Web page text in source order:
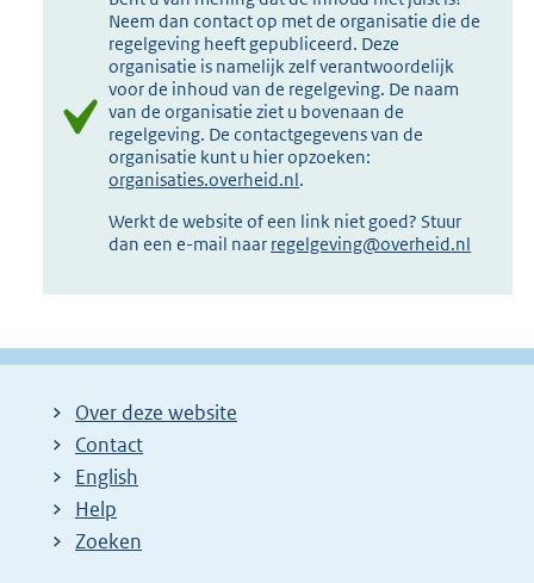
Neem dan contact op met de organisatie die de
regelgeving heeft gepubliceerd. Deze
organisatie is namelijk zelf verantwoordelijk
voor de inhoud van de regelgeving. De naam
van de organisatie ziet u bovenaan de
regelgeving. De contactgegevens van de
organisatie kunt u hier opzoeken:
organisaties.overheid.nl.
Werkt de website of een link niet goed? Stuur
dan een e-mail naar regelgeving@overheid.nl
Over deze website
Contact
English
Help
Zoeken